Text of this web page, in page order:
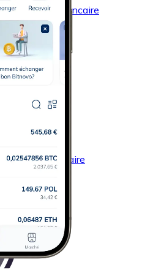
virement bancaire
virement bancaire